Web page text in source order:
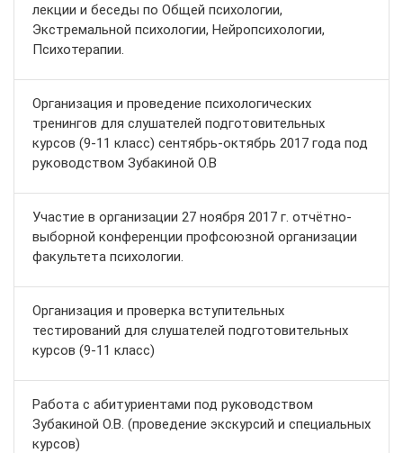
лекции и беседы по Общей психологии,
Экстремальной психологии, Нейропсихологии,
Психотерапии.
Организация и проведение психологических
тренингов для слушателей подготовительных
курсов (9-11 класс) сентябрь-октябрь 2017 года под
руководством Зубакиной О.В
Участие в организации 27 ноября 2017 г. отчётно-
выборной конференции профсоюзной организации
факультета психологии.
Организация и проверка вступительных
тестирований для слушателей подготовительных
курсов (9-11 класс)
Работа с абитуриентами под руководством
Зубакиной О.В. (проведение экскурсий и специальных
курсов)